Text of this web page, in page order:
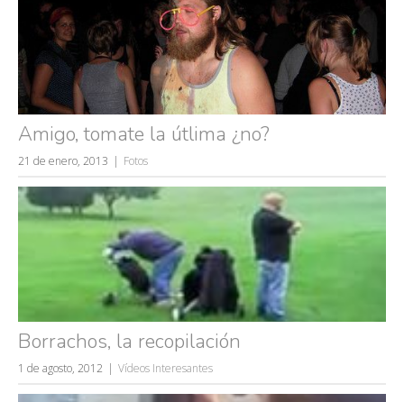
Amigo, tomate la útlima ¿no?
21 de enero, 2013 Fotos
Borrachos, la recopilación
1 de agosto, 2012 Vídeos Interesantes